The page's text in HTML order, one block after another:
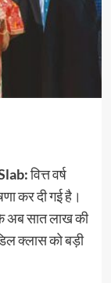
वित्त वर्ष
कर दी गई है।
अब सात लाख की
क्लास को बड़ी